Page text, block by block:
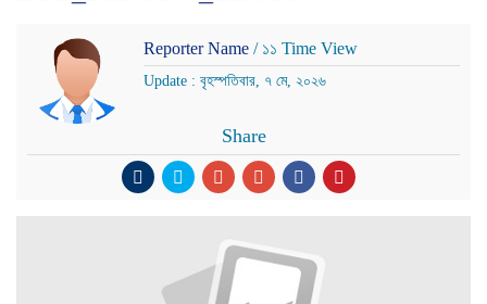
Reporter Name / ১১ Time View
Update : বৃহস্পতিবার, ৭ মে, ২০২৬
Share